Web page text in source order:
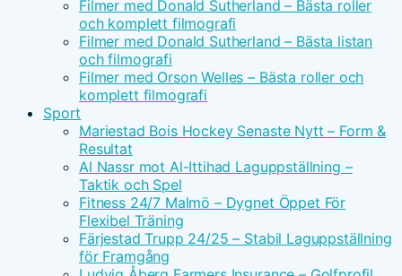
Filmer med Donald Sutherland – Bästa roller
och komplett filmografi
Filmer med Donald Sutherland – Bästa listan
och filmografi
Filmer med Orson Welles – Bästa roller och
komplett filmografi
Sport
Mariestad Bois Hockey Senaste Nytt – Form &
Resultat
Al Nassr mot Al-Ittihad Laguppställning –
Taktik och Spel
Fitness 24/7 Malmö – Dygnet Öppet För
Flexibel Träning
Färjestad Trupp 24/25 – Stabil Laguppställning
för Framgång